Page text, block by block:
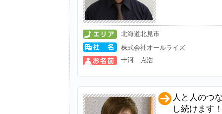
北海道北見市
株式会社オールライズ
十河 克浩
人と人のつ
し続けます